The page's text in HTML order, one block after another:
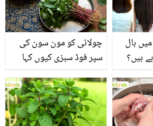
چولائی کو مون سون کی
سپر فوڈ سبزی کیوں کہا
منرلز اور اینٹی آکسیڈنٹس
سے بھرپور اس سبزی کے
فائدے
بال
ہیں؟
طریقے